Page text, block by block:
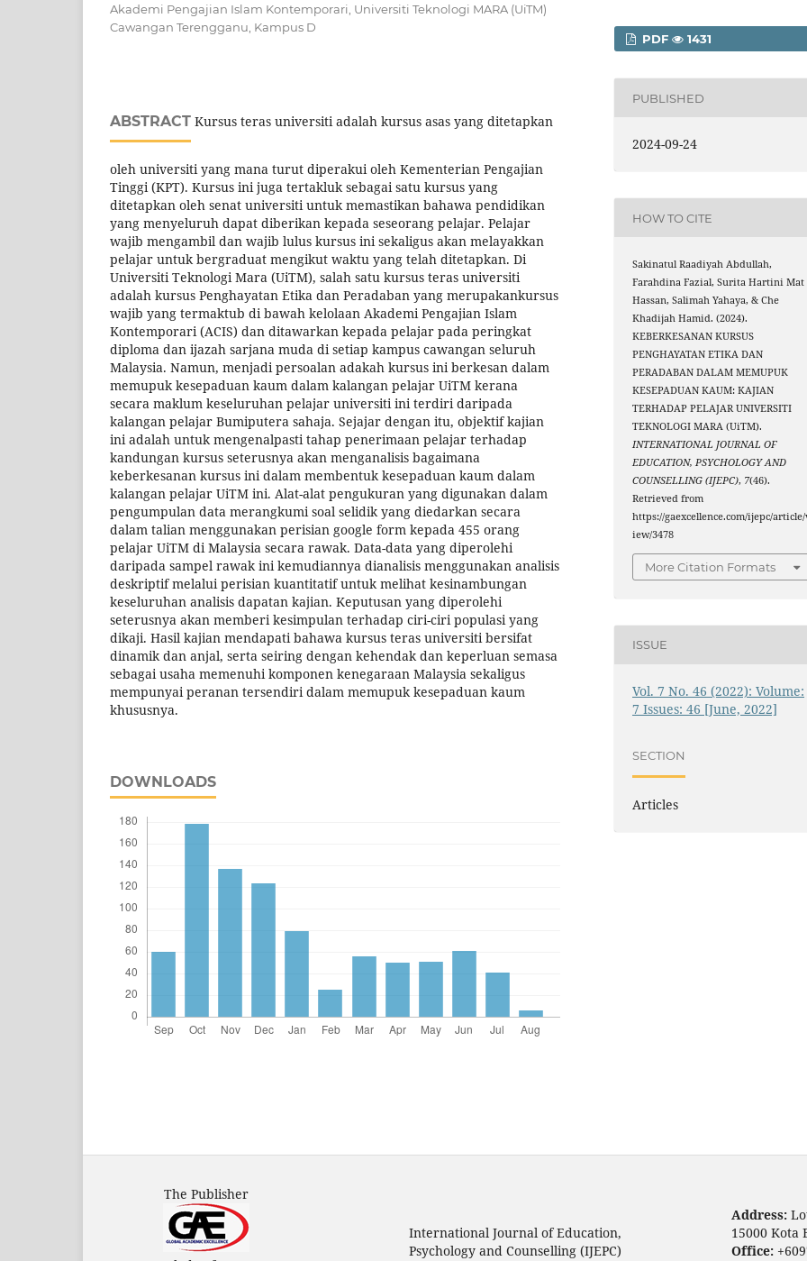
Akademi Pengajian Islam Kontemporari, Universiti Teknologi MARA (UiTM)
Cawangan Terengganu, Kampus D
ABSTRACT Kursus teras universiti adalah kursus asas yang ditetapkan
oleh universiti yang mana turut diperakui oleh Kementerian Pengajian
Tinggi (KPT). Kursus ini juga tertakluk sebagai satu kursus yang
ditetapkan oleh senat universiti untuk memastikan bahawa pendidikan
yang menyeluruh dapat diberikan kepada seseorang pelajar. Pelajar
wajib mengambil dan wajib lulus kursus ini sekaligus akan melayakkan
pelajar untuk bergraduat mengikut waktu yang telah ditetapkan. Di
Universiti Teknologi Mara (UiTM), salah satu kursus teras universiti
adalah kursus Penghayatan Etika dan Peradaban yang merupakankursus
wajib yang termaktub di bawah kelolaan Akademi Pengajian Islam
Kontemporari (ACIS) dan ditawarkan kepada pelajar pada peringkat
diploma dan ijazah sarjana muda di setiap kampus cawangan seluruh
Malaysia. Namun, menjadi persoalan adakah kursus ini berkesan dalam
memupuk kesepaduan kaum dalam kalangan pelajar UiTM kerana
secara maklum keseluruhan pelajar universiti ini terdiri daripada
kalangan pelajar Bumiputera sahaja. Sejajar dengan itu, objektif kajian
ini adalah untuk mengenalpasti tahap penerimaan pelajar terhadap
kandungan kursus seterusnya akan menganalisis bagaimana
keberkesanan kursus ini dalam membentuk kesepaduan kaum dalam
kalangan pelajar UiTM ini. Alat-alat pengukuran yang digunakan dalam
pengumpulan data merangkumi soal selidik yang diedarkan secara
dalam talian menggunakan perisian google form kepada 455 orang
pelajar UiTM di Malaysia secara rawak. Data-data yang diperolehi
daripada sampel rawak ini kemudiannya dianalisis menggunakan analisis
deskriptif melalui perisian kuantitatif untuk melihat kesinambungan
keseluruhan analisis dapatan kajian. Keputusan yang diperolehi
seterusnya akan memberi kesimpulan terhadap ciri-ciri populasi yang
dikaji. Hasil kajian mendapati bahawa kursus teras universiti bersifat
dinamik dan anjal, serta seiring dengan kehendak dan keperluan semasa
sebagai usaha memenuhi komponen kenegaraan Malaysia sekaligus
mempunyai peranan tersendiri dalam memupuk kesepaduan kaum
khususnya.
DOWNLOADS
PDF 1431
PUBLISHED
2024-09-24
HOW TO CITE
Sakinatul Raadiyah Abdullah,
Farahdina Fazial, Surita Hartini Mat
Hassan, Salimah Yahaya, & Che
Khadijah Hamid. (2024).
KEBERKESANAN KURSUS
PENGHAYATAN ETIKA DAN
PERADABAN DALAM MEMUPUK
KESEPADUAN KAUM: KAJIAN
TERHADAP PELAJAR UNIVERSITI
TEKNOLOGI MARA (UiTM).
INTERNATIONAL JOURNAL OF
EDUCATION, PSYCHOLOGY AND
COUNSELLING (IJEPC), 7(46).
Retrieved from
https://gaexcellence.com/ijepc/
iew/3478
More Citation Formats
ISSUE
Vol. 7 No. 46 (2022): Volume:
7 Issues: 46 [June, 2022]
SECTION
Articles
The Publisher
International Journal of Education,
Psychology and Counselling (IJEPC)
Address:
15000 Kota
Office: